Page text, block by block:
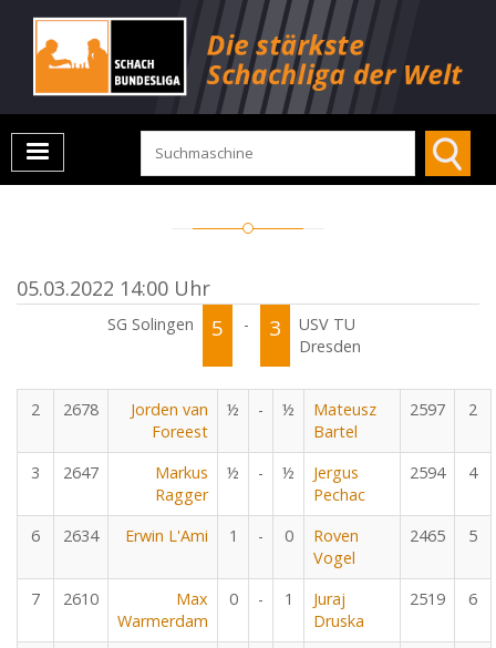
05.03.2022 14:00 Uhr
SG Solingen 5 - 3
USV TU
Dresden
2 2678
Jorden van
Foreest
½ - ½
Mateusz
Bartel
2597 2
3 2647
Markus
Ragger
½ - ½
Jergus
Pechac
2594 4
6 2634 Erwin L'Ami 1 - 0
Roven
Vogel
2465 5
7 2610
Max
Warmerdam
0 - 1
Juraj
Druska
2519 6